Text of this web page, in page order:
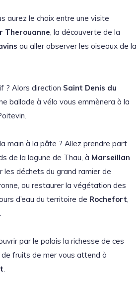
aurez le choix entre une visite
Therouanne, la découverte de la
ou aller observer les oiseaux de la
? Alors direction Saint Denis du
ballade à vélo vous emmènera à la
main à la pâte ? Allez prendre part
de la lagune de Thau, à Marseillan
les déchets du grand ramier de
ou restaurer la végétation des
d’eau du territoire de Rochefort,
.
par le palais la richesse de ces
fruits de mer vous attend à
.